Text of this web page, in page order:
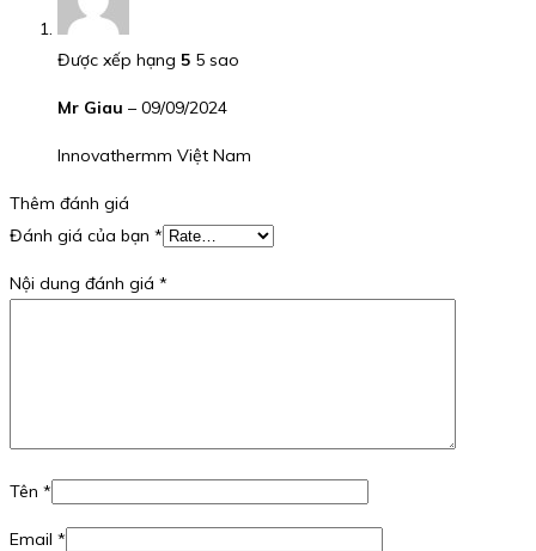
Được xếp hạng 5 5 sao
Mr Giau – 09/09/2024
Innovathermm Việt Nam
Thêm đánh giá
Đánh giá của bạn *
Nội dung đánh giá *
Tên *
Email *